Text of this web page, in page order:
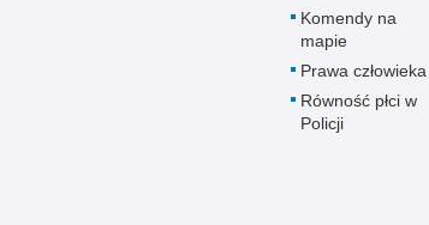
Komendy na
mapie
Prawa człowieka
Równość płci w
Policji